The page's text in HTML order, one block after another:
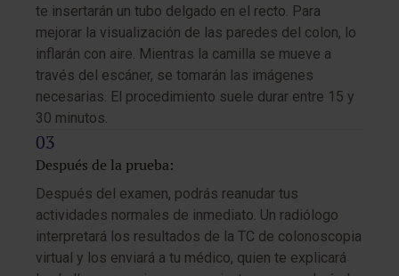
te insertarán un tubo delgado en el recto. Para
mejorar la visualización de las paredes del colon, lo
inflarán con aire. Mientras la camilla se mueve a
través del escáner, se tomarán las imágenes
necesarias. El procedimiento suele durar entre 15 y
30 minutos.
Después de la prueba:
Después del examen, podrás reanudar tus
actividades normales de inmediato. Un radiólogo
interpretará los resultados de la TC de colonoscopia
virtual y los enviará a tu médico, quien te explicará